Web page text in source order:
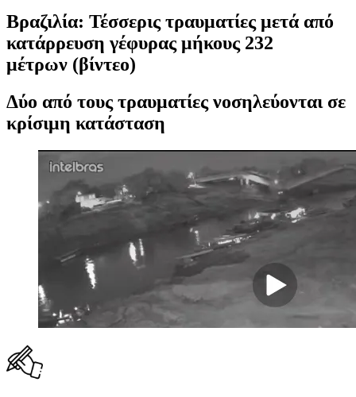
Βραζιλία: Τέσσερις τραυματίες μετά από
κατάρρευση γέφυρας μήκους 232
μέτρων (βίντεο)
Δύο από τους τραυματίες νοσηλεύονται σε
κρίσιμη κατάσταση